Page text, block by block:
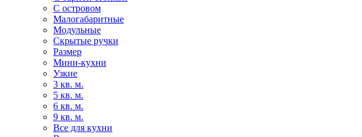
С островом
Малогабаритные
Модульные
Скрытые ручки
Размер
Мини-кухни
Узкие
3 кв. м.
5 кв. м.
6 кв. м.
9 кв. м.
Все для кухни